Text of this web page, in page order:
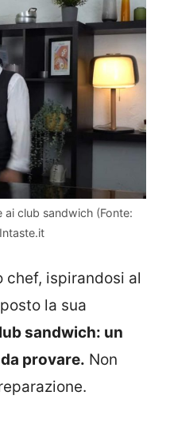
club sandwich (Fonte:
chef, ispirandosi al
la sua
sandwich: un
provare. Non